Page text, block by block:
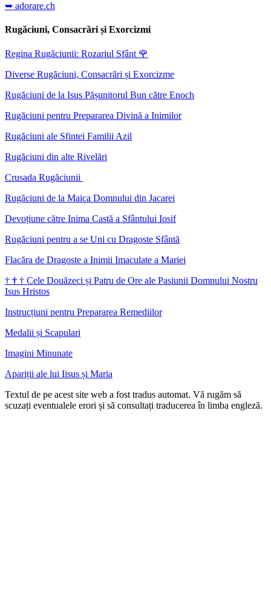
➥ adorare.ch
Rugăciuni, Consacrări și Exorcizmi
Regina Rugăciunii: Rozariul Sfânt 🌹
Diverse Rugăciuni, Consacrări și Exorcizme
Rugăciuni de la Isus Pășunitorul Bun către Enoch
Rugăciuni pentru Prepararea Divină a Inimilor
Rugăciuni ale Sfintei Familii Azil
Rugăciuni din alte Rivelări
Crusada Rugăciunii
Rugăciuni de la Maica Domnului din Jacarei
Devoțiune către Inima Castă a Sfântului Iosif
Rugăciuni pentru a se Uni cu Dragoste Sfântă
Flacăra de Dragoste a Inimii Imaculate a Mariei
† † † Cele Douăzeci și Patru de Ore ale Pasiunii Domnului Nostru
Isus Hristos
Instrucțiuni pentru Prepararea Remediilor
Medalii și Scapulari
Imagini Minunate
Apariții ale lui Iisus și Maria
Textul de pe acest site web a fost tradus automat. Vă rugăm să
scuzați eventualele erori și să consultați traducerea în limba engleză.